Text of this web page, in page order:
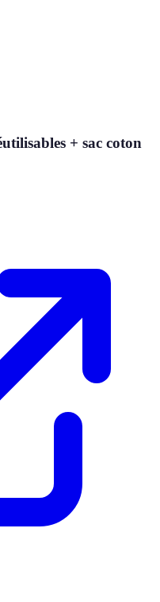
+ sac coton